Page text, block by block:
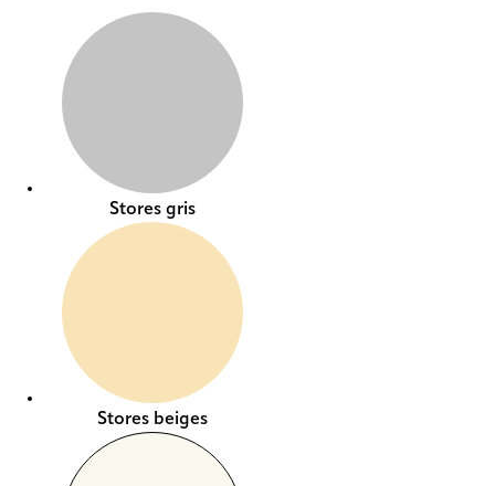
Stores gris
Stores beiges